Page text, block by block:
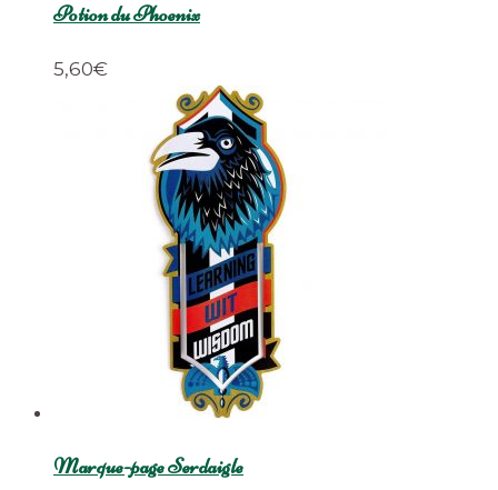
Potion du Phoenix
5,60€
Marque-page Serdaigle